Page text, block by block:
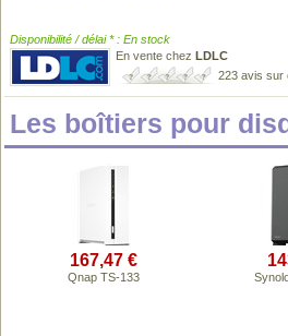
Disponibilité / délai * : En stock
En vente chez LDLC
223 avis sur
Les boîtiers pour
167,47 €
Qnap TS-133